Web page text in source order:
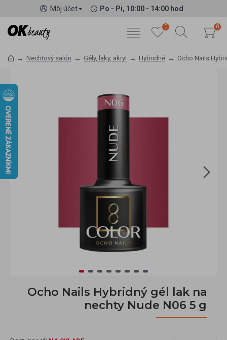
Môj účet Po - Pi, 10:00 - 14:00 hod
0 0
Nechtový salón Gély, laky, akryl Hybridné Ocho Nails
Ocho Nails Hybridný gél lak na
nechty Nude N06 5 g